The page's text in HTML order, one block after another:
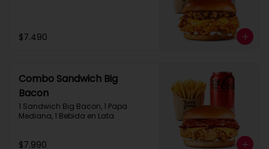
$7.490
Combo Sandwich Big
Bacon
1 Sandwich Big Bacon, 1 Papa
Mediana, 1 Bebida en Lata
$7.990